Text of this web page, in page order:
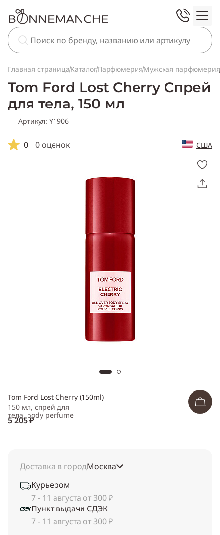
Главная страницаКаталогПарфюмерияМужская парфюмерия
Tom Ford Lost Cherry Спрей
для тела, 150 мл
Артикул: Y1906
0 0 оценок США
Tom Ford Lost Cherry (150ml)
150 мл, спрей для
тела, body perfume
5 205 ₽
Доставка в городМосква
Курьером
7 - 11 августа от 300 ₽
Пункт выдачи СДЭК
7 - 11 августа от 300 ₽